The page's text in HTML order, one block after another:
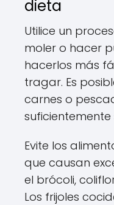
dieta
Utilice un
moler o hacer
hacerlos más
tragar. Es
carnes o
Evite los
que causan
el brócoli,
Los frijoles